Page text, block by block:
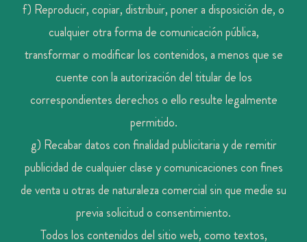
f) Reproducir, copiar, distribuir, poner a disposición de, o
cualquier otra forma de comunicación pública,
transformar o modificar los contenidos, a menos que se
cuente con la autorización del titular de los
correspondientes derechos o ello resulte legalmente
permitido.
g) Recabar datos con finalidad publicitaria y de remitir
publicidad de cualquier clase y comunicaciones con fines
de venta u otras de naturaleza comercial sin que medie su
previa solicitud o consentimiento.
Todos los contenidos del sitio web, como textos,